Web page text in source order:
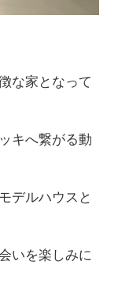
な家となって
キへ繋がる動
デルハウスと
いを楽しみに